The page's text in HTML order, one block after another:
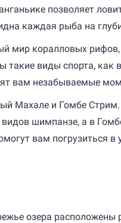
позволяет
каждая рыба на
мир коралловых
виды спорта, как
вам незабываемые
Махале и Гомбе
шимпанзе, а в
вам погрузиться
озера